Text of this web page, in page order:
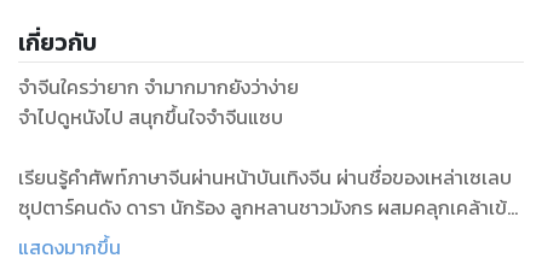
เกี่ยวกับ
จำจีนใครว่ายาก จำมากมากยังว่าง่าย
จำไปดูหนังไป สนุกขึ้นใจจำจีนแซบ
เรียนรู้คำศัพท์ภาษาจีนผ่านหน้าบันเทิงจีน ผ่านชื่อของเหล่าเซเลบ
ซุปตาร์คนดัง ดารา นักร้อง ลูกหลานชาวมังกร ผสมคลุกเคล้าเข้า
กับหลากหลายเรื่องราวของละครดังหนังเด่น ที่ฉายสร้างความ
แสดงมากขึ้น